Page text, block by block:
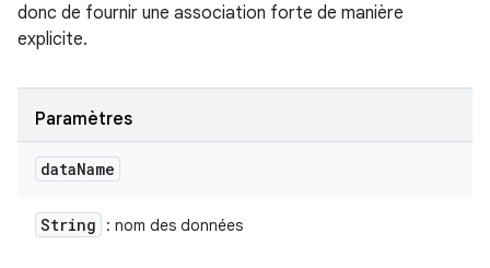
donc de fournir une association forte de manière
explicite.
Paramètres
dataName
String : nom des données